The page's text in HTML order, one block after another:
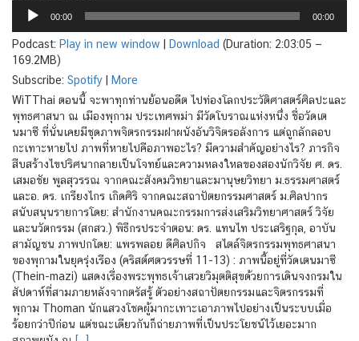
Audio
Player
00:00 00:00
Podcast: Play in new window Download (Duration: 2:03:05 —
169.2MB)
Subscribe: Spotify
More
WiTThai ตอนนี้ จะพาทุกท่านย้อนอดีต ไปท่องโลกประวัติศาสตร์ศิลปะและ
พุทธศาสนา ณ เมืองพุกาม ประเทศพม่า มีวัดโบราณแห่งหนึ่ง ชื่อวัดเต
นมาซี ที่นั่นเคยมีชุดภาพจิตรกรรมฝาผนังอันวิจิตรอลังการ แต่ถูกลักลอบ
กะเทาะหายไป ภาพที่หายไปคือภาพอะไร? มีความสำคัญอย่างไร? ภารกิจ
สืบสร้างไขปริศนากลายเป็นโจทย์และความหลงใหลของสองนักวิจัย ศ. ดร.
เสมอชัย พูลสุวรรณ จากคณะสังคมวิทยาและมานุษยวิทยา ม.ธรรมศาสตร์
และอ. ดร. เกรียงไกร เกิดศิริ จากคณะสถาปัตยกรรมศาสตร์ ม.ศิลปากร
สนับสนุนรายการโดย: สำนักงานคณะกรรมการส่งเสริมวิทยาศาสตร์ วิจัย
และนวัตกรรม (สกสว.) พิธีกรประจำตอน: ดร. แทนไท ประเสริฐกุล, อาบัน
สามัญชน ภาพปกโดย: แพรพลอย ดีศิลปกิจ สไตล์จิตรกรรมพุทธศาสนา
ของพุกามในยุครุ่งเรือง (คริสต์ศตวรรษที่ 11-13) : ภาพนี้อยู่ที่วัดเตนมาซี
(Thein-mazi) แสดงเรื่องพระพุทธเจ้าเสวยวิมุตติสุขด้วยการเดินจงกรมใน
สัปดาห์ที่สามภายหลังจากตรัสรู้ ตัวอย่างสถาปัตยกรรมและจิตรกรรมที่
พุกาม Thoman นักแสวงโชคผู้มากะเทาะเอาภาพไปอย่างเป็นระบบเมื่อ
ร้อยกว่าปีก่อน แต่ขณะเดียวกันก็ถ่ายภาพที่เป็นประโยชน์ไว้เยอะมาก